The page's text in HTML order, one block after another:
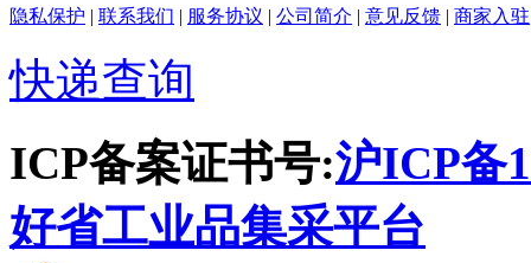
隐私保护 | 联系我们 | 服务协议 | 公司简介 | 意见反馈 | 商家入驻
快递查询
ICP备案证书号:沪ICP备
好省工业品集采平台